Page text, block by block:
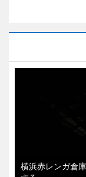
横浜赤レンガ倉